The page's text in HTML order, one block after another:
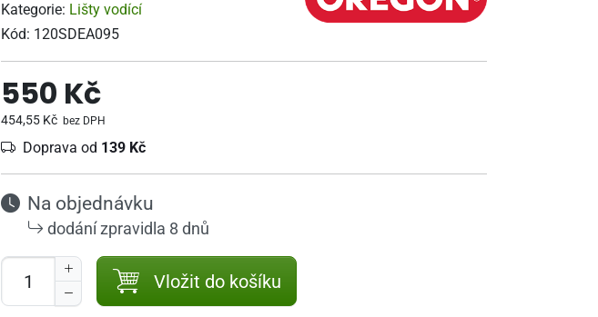
Kategorie: Lišty vodící
Kód: 120SDEA095
550 Kč
454,55 Kč bez DPH
Doprava od 139 Kč
Na objednávku
dodání zpravidla 8 dnů
Vložit do košíku